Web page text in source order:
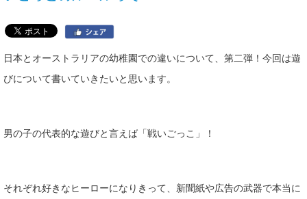
日本とオーストラリアの幼稚園での違いについて、第二弾！今回は遊
びについて書いていきたいと思います。
男の子の代表的な遊びと言えば「戦いごっこ」！
それぞれ好きなヒーローになりきって、新聞紙や広告の武器で本当に